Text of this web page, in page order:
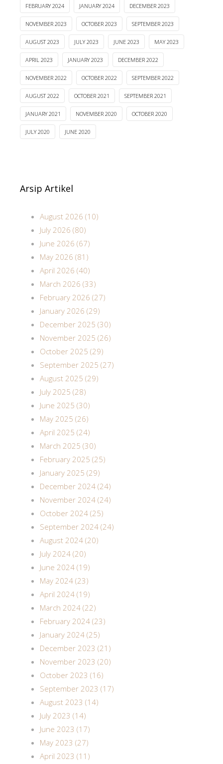
FEBRUARY 2024 JANUARY 2024 DECEMBER 2023
NOVEMBER 2023 OCTOBER 2023 SEPTEMBER 2023
AUGUST 2023 JULY 2023 JUNE 2023 MAY 2023
APRIL 2023 JANUARY 2023 DECEMBER 2022
NOVEMBER 2022 OCTOBER 2022 SEPTEMBER 2022
AUGUST 2022 OCTOBER 2021 SEPTEMBER 2021
JANUARY 2021 NOVEMBER 2020 OCTOBER 2020
JULY 2020 JUNE 2020
Arsip Artikel
August 2026 (10)
July 2026 (80)
June 2026 (67)
May 2026 (81)
April 2026 (40)
March 2026 (33)
February 2026 (27)
January 2026 (29)
December 2025 (30)
November 2025 (26)
October 2025 (29)
September 2025 (27)
August 2025 (29)
July 2025 (28)
June 2025 (30)
May 2025 (26)
April 2025 (24)
March 2025 (30)
February 2025 (25)
January 2025 (29)
December 2024 (24)
November 2024 (24)
October 2024 (25)
September 2024 (24)
August 2024 (20)
July 2024 (20)
June 2024 (19)
May 2024 (23)
April 2024 (19)
March 2024 (22)
February 2024 (23)
January 2024 (25)
December 2023 (21)
November 2023 (20)
October 2023 (16)
September 2023 (17)
August 2023 (14)
July 2023 (14)
June 2023 (17)
May 2023 (27)
April 2023 (11)